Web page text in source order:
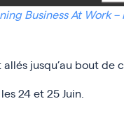
Business At Work
jusqu’au bout de
, les 24 et 25 Juin.